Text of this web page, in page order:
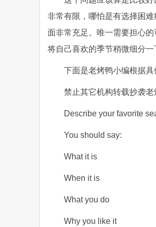
非常有限，哪怕是有选择困
面非常充足。唯一需要担心
将自己喜欢的季节稍微细分
下面是老烤鸭小编根据具
禁止其它机构转载抄袭老
Describe your favorite
You should say:
What it is
When it is
What you do
Why you like it